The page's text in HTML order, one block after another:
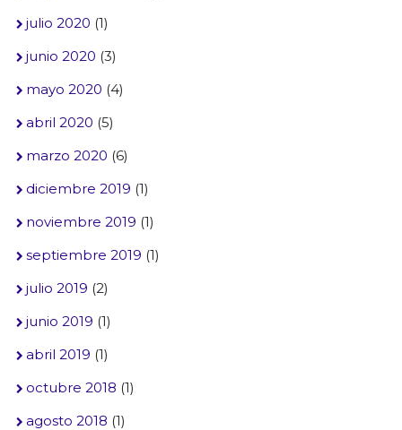
julio 2020 (1)
junio 2020 (3)
mayo 2020 (4)
abril 2020 (5)
marzo 2020 (6)
diciembre 2019 (1)
noviembre 2019 (1)
septiembre 2019 (1)
julio 2019 (2)
junio 2019 (1)
abril 2019 (1)
octubre 2018 (1)
agosto 2018 (1)